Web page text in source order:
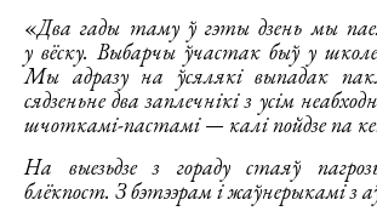
«Два гады таму ў гэты дзень мы
у вёску. Выбарчы ўчастак быў у
Мы адразу на ўсялякі выпадак
сядзеньне два заплечнікі з усім
шчоткамі-пастамі — калі пойдзе па
На выезьдзе з гораду стаяў
блёкпост. З бэтээрам і жаўнерыкамі з